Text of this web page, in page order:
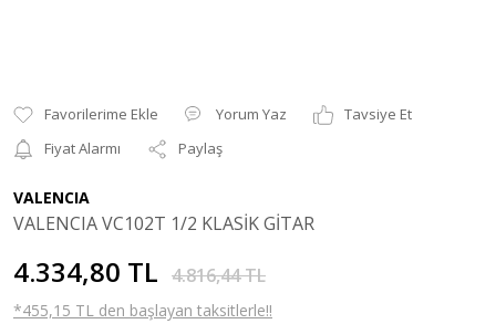
Yorum Yaz
Tavsiye Et
Fiyat Alarmı
Paylaş
VALENCIA
VALENCIA VC102T 1/2 KLASİK GİTAR
4.334,80 TL 4.816,44 TL
*455,15 TL den başlayan taksitlerle!!